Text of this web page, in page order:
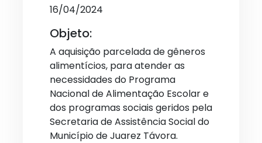
16/04/2024
Objeto:
A aquisição parcelada de gêneros
alimentícios, para atender as
necessidades do Programa
Nacional de Alimentação Escolar e
dos programas sociais geridos pela
Secretaria de Assistência Social do
Município de Juarez Távora.